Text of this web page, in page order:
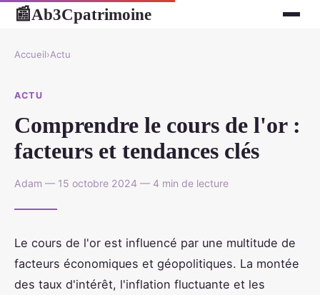
📰Ab3Cpatrimoine
Accueil›Actu
ACTU
Comprendre le cours de l'or :
facteurs et tendances clés
Adam — 15 octobre 2024 — 4 min de lecture
Le cours de l'or est influencé par une multitude de
facteurs économiques et géopolitiques. La montée
des taux d'intérêt, l'inflation fluctuante et les